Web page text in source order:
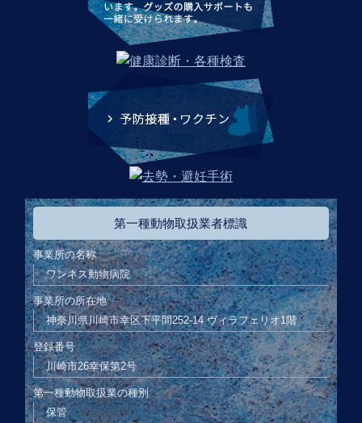
第一種動物取扱業者標識
事業所の名称
ワンネス動物病院
事業所の所在地
神奈川県川崎市幸区下平間252-14 ヴィラフェリオ1階
登録番号
川崎市26幸保第2号
第一種動物取扱業の種別
保管